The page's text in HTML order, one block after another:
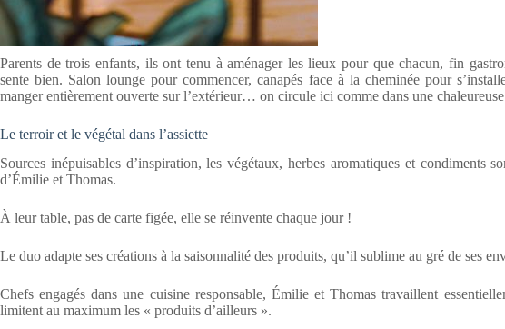
Parents de trois enfants, ils ont tenu à aménager les lieux pour que chacun, fin
sente bien. Salon lounge pour commencer, canapés face à la cheminée pour
manger entièrement ouverte sur l’extérieur… on circule ici comme dans une
Le terroir et le végétal dans l’assiette
Sources inépuisables d’inspiration, les végétaux, herbes aromatiques et condiments
d’Émilie et Thomas.
À leur table, pas de carte figée, elle se réinvente chaque jour !
Le duo adapte ses créations à la saisonnalité des produits, qu’il sublime au gré de ses
Chefs engagés dans une cuisine responsable, Émilie et Thomas travaillent
limitent au maximum les « produits d’ailleurs ».